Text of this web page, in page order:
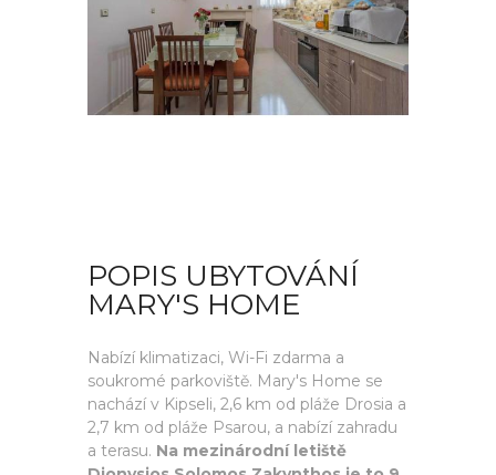
POPIS UBYTOVÁNÍ
MARY'S HOME
Nabízí klimatizaci, Wi-Fi zdarma a
soukromé parkoviště. Mary's Home se
nachází v Kipseli, 2,6 km od pláže Drosia a
2,7 km od pláže Psarou, a nabízí zahradu
a terasu. Na mezinárodní letiště